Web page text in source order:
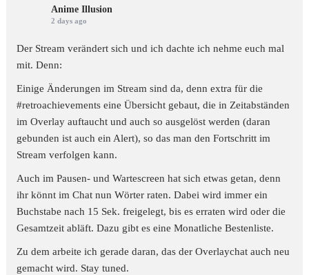
Anime Illusion
2 days ago
Der Stream verändert sich und ich dachte ich nehme euch mal
mit. Denn:
Einige Änderungen im Stream sind da, denn extra für die
#retroachievements eine Übersicht gebaut, die in Zeitabständen
im Overlay auftaucht und auch so ausgelöst werden (daran
gebunden ist auch ein Alert), so das man den Fortschritt im
Stream verfolgen kann.
Auch im Pausen- und Wartescreen hat sich etwas getan, denn
ihr könnt im Chat nun Wörter raten. Dabei wird immer ein
Buchstabe nach 15 Sek. freigelegt, bis es erraten wird oder die
Gesamtzeit abläft. Dazu gibt es eine Monatliche Bestenliste.
Zu dem arbeite ich gerade daran, das der Overlaychat auch neu
gemacht wird. Stay tuned.